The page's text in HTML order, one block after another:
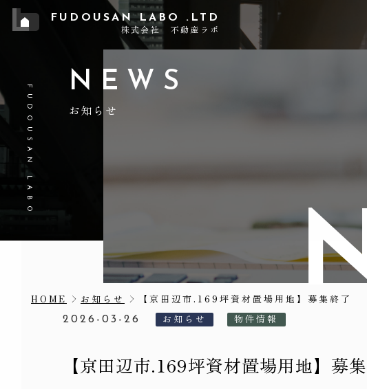
FUDOUSAN LABO .LTD
株式会社 不動産ラボ
NEWS
お知らせ
FUDOUSAN LABO
HOME お知らせ 【京田辺市.169坪資材置場用地】募集終了
2026-03-26 お知らせ 物件情報
【京田辺市.169坪資材置場用地】募